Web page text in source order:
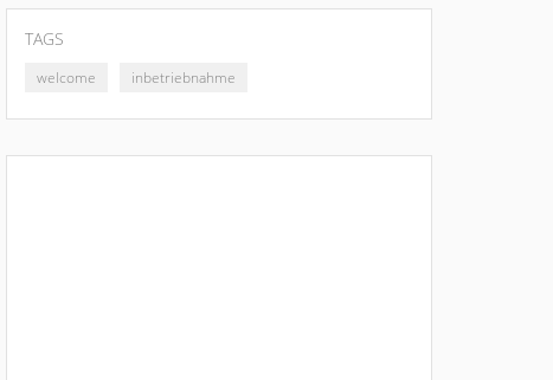
TAGS
welcome inbetriebnahme